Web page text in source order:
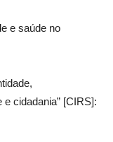
e saúde no
cidadania” [CIRS]: